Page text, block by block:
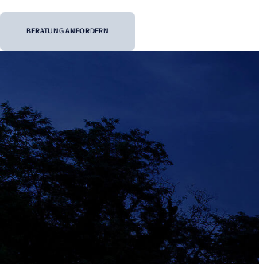
BERATUNG ANFORDERN